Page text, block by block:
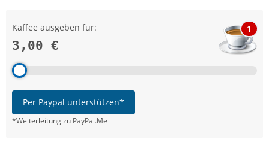
Kaffee ausgeben für:
3,00 €
1
Per Paypal unterstützen*
*Weiterleitung zu PayPal.Me